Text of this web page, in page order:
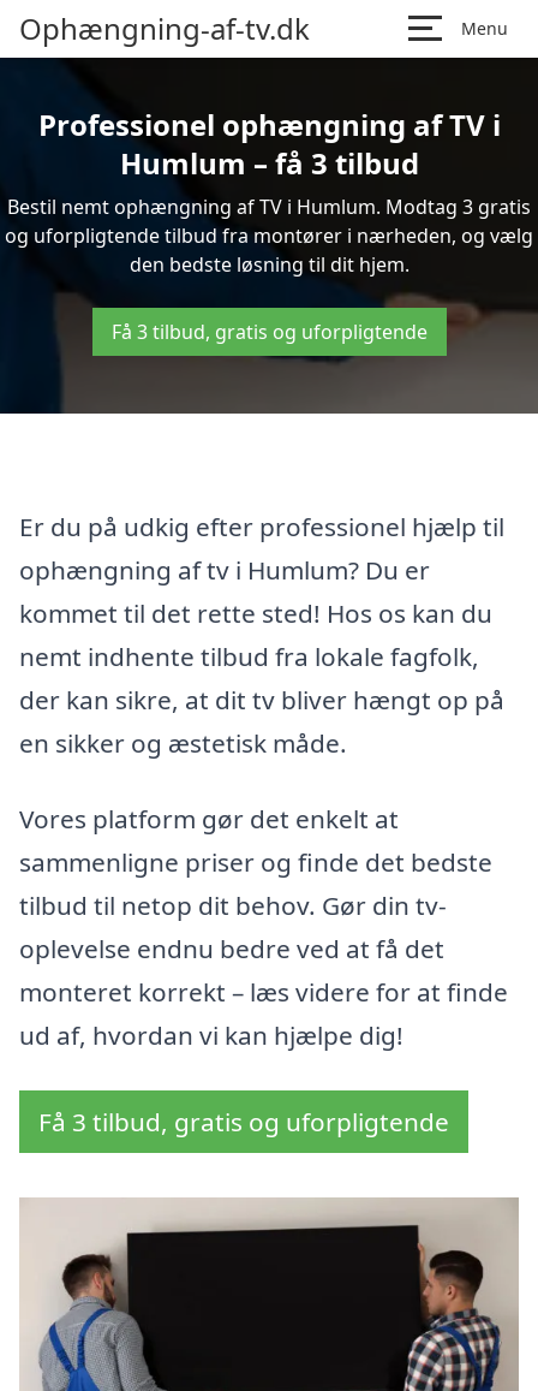
Ophængning-af-tv.dk Menu
Professionel ophængning af TV i
Humlum – få 3 tilbud
Bestil nemt ophængning af TV i Humlum. Modtag 3 gratis
og uforpligtende tilbud fra montører i nærheden, og vælg
den bedste løsning til dit hjem.
Få 3 tilbud, gratis og uforpligtende
Er du på udkig efter professionel hjælp til
ophængning af tv i Humlum? Du er
kommet til det rette sted! Hos os kan du
nemt indhente tilbud fra lokale fagfolk,
der kan sikre, at dit tv bliver hængt op på
en sikker og æstetisk måde.
Vores platform gør det enkelt at
sammenligne priser og finde det bedste
tilbud til netop dit behov. Gør din tv-
oplevelse endnu bedre ved at få det
monteret korrekt – læs videre for at finde
ud af, hvordan vi kan hjælpe dig!
Få 3 tilbud, gratis og uforpligtende